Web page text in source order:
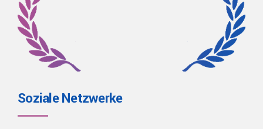
Soziale Netzwerke